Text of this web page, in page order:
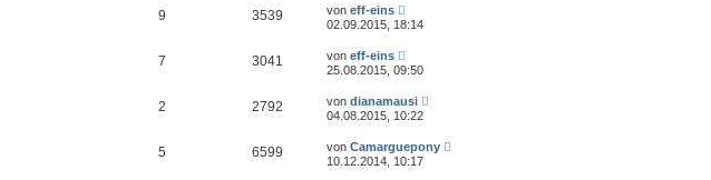
9 3539 von eff-eins
02.09.2015, 18:14
7 3041 von eff-eins
25.08.2015, 09:50
2 2792 von dianamausi
04.08.2015, 10:22
5 6599 von Camarguepony
10.12.2014, 10:17